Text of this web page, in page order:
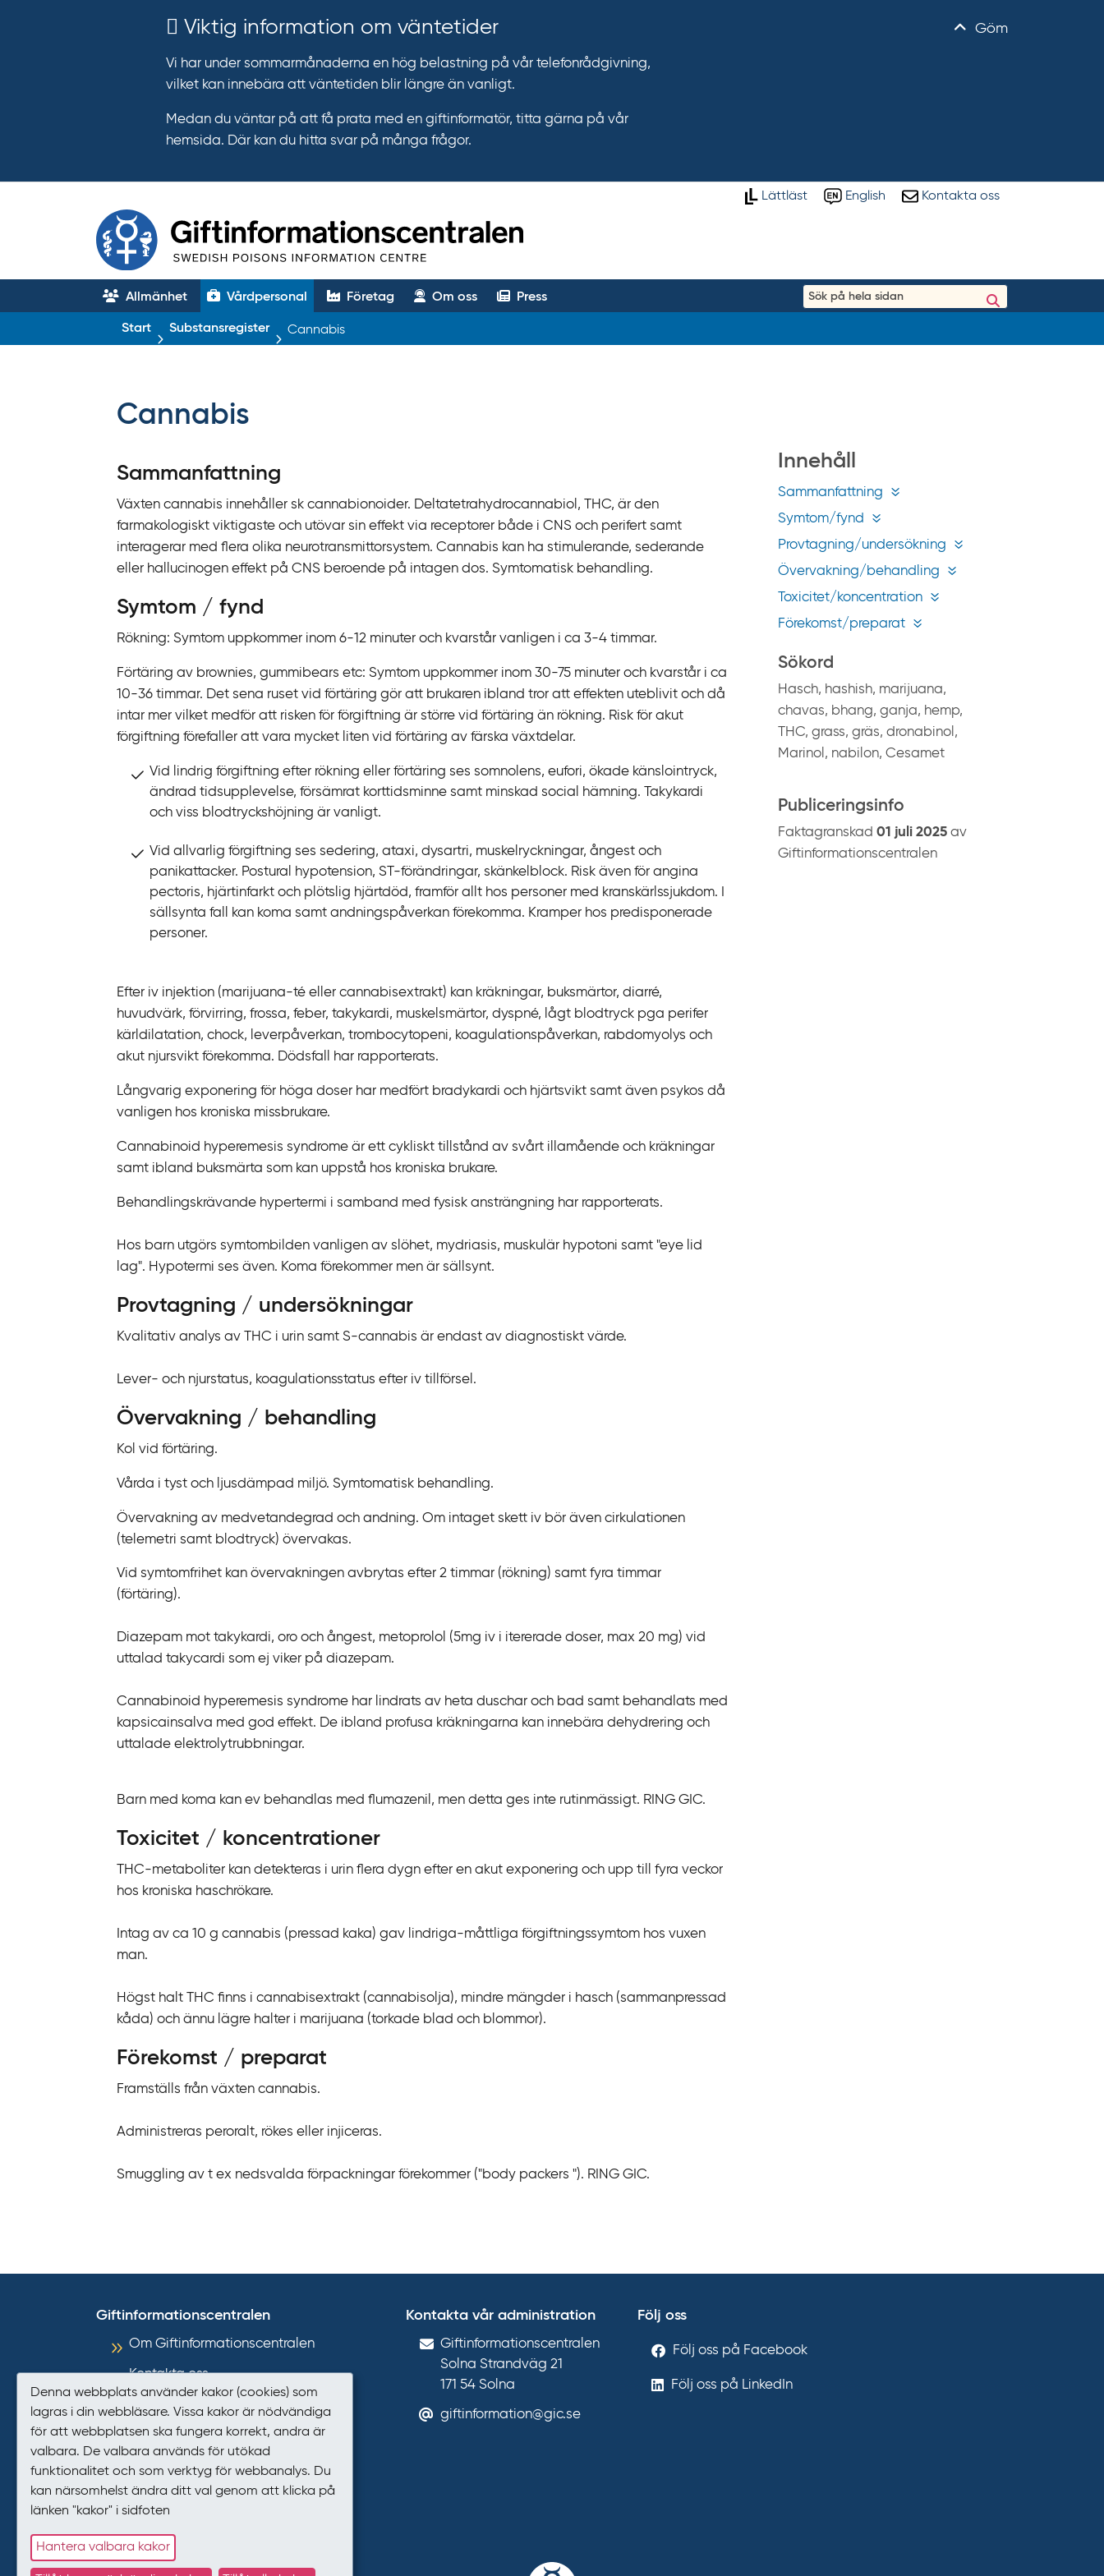
Denna webbplats använder kakor (cookies) som
lagras i din webbläsare. Vissa kakor är nödvändiga
för att webbplatsen ska fungera korrekt, andra är
valbara. De valbara används för utökad
funktionalitet och som verktyg för webbanalys. Du
kan närsomhelst ändra ditt val genom att klicka på
länken "kakor" i sidfoten
Hantera valbara kakor
Göm
Viktig information om väntetider
Vi har under sommarmånaderna en hög belastning på vår telefonrådgivning,
vilket kan innebära att väntetiden blir längre än vanligt.
Medan du väntar på att få prata med en giftinformatör, titta gärna på vår
hemsida. Där kan du hitta svar på många frågor.
Lättläst English Kontakta oss
Allmänhet Vårdpersonal
Start Substansregister Cannabis
Företag Om oss Press
S
ö
t
i
o
.
s
e
T
Cannabis
Sammanfattning
Växten cannabis innehåller sk cannabionoider. Deltatetrahydrocannabiol, THC, är den
farmakologiskt viktigaste och utövar sin effekt via receptorer både i CNS och perifert samt
interagerar med flera olika neurotransmittorsystem. Cannabis kan ha stimulerande, sederande
eller hallucinogen effekt på CNS beroende på intagen dos. Symtomatisk behandling.
Symtom / fynd
Rökning: Symtom uppkommer inom 6-12 minuter och kvarstår vanligen i ca 3-4 timmar.
Förtäring av brownies, gummibears etc: Symtom uppkommer inom 30-75 minuter och kvarstår i ca
10-36 timmar. Det sena ruset vid förtäring gör att brukaren ibland tror att effekten uteblivit och då
intar mer vilket medför att risken för förgiftning är större vid förtäring än rökning. Risk för akut
förgiftning förefaller att vara mycket liten vid förtäring av färska växtdelar.
Vid lindrig förgiftning efter rökning eller förtäring ses somnolens, eufori, ökade känslointryck,
ändrad tidsupplevelse, försämrat korttidsminne samt minskad social hämning. Takykardi
och viss blodtryckshöjning är vanligt.
Vid allvarlig förgiftning ses sedering, ataxi, dysartri, muskelryckningar, ångest och
panikattacker. Postural hypotension, ST-förändringar, skänkelblock. Risk även för angina
pectoris, hjärtinfarkt och plötslig hjärtdöd, framför allt hos personer med kranskärlssjukdom. I
sällsynta fall kan koma samt andningspåverkan förekomma. Kramper hos predisponerade
personer.
Efter iv injektion (marijuana-té eller cannabisextrakt) kan kräkningar, buksmärtor, diarré,
huvudvärk, förvirring, frossa, feber, takykardi, muskelsmärtor, dyspné, lågt blodtryck pga perifer
kärldilatation, chock, leverpåverkan, trombocytopeni, koagulationspåverkan, rabdomyolys och
akut njursvikt förekomma. Dödsfall har rapporterats.
Långvarig exponering för höga doser har medfört bradykardi och hjärtsvikt samt även psykos då
vanligen hos kroniska missbrukare.
Cannabinoid hyperemesis syndrome är ett cykliskt tillstånd av svårt illamående och kräkningar
samt ibland buksmärta som kan uppstå hos kroniska brukare.
Behandlingskrävande hypertermi i samband med fysisk ansträngning har rapporterats.
Hos barn utgörs symtombilden vanligen av slöhet, mydriasis, muskulär hypotoni samt "eye lid
lag". Hypotermi ses även. Koma förekommer men är sällsynt.
Provtagning / undersökningar
Kvalitativ analys av THC i urin samt S-cannabis är endast av diagnostiskt värde.
Lever- och njurstatus, koagulationsstatus efter iv tillförsel.
Övervakning / behandling
Kol vid förtäring.
Vårda i tyst och ljusdämpad miljö. Symtomatisk behandling.
Övervakning av medvetandegrad och andning. Om intaget skett iv bör även cirkulationen
(telemetri samt blodtryck) övervakas.
Vid symtomfrihet kan övervakningen avbrytas efter 2 timmar (rökning) samt fyra timmar
(förtäring).
Diazepam mot takykardi, oro och ångest, metoprolol (5mg iv i itererade doser, max 20 mg) vid
uttalad takycardi som ej viker på diazepam.
Cannabinoid hyperemesis syndrome har lindrats av heta duschar och bad samt behandlats med
kapsicainsalva med god effekt. De ibland profusa kräkningarna kan innebära dehydrering och
uttalade elektrolytrubbningar.
Barn med koma kan ev behandlas med flumazenil, men detta ges inte rutinmässigt. RING GIC.
Toxicitet / koncentrationer
THC-metaboliter kan detekteras i urin flera dygn efter en akut exponering och upp till fyra veckor
hos kroniska haschrökare.
Intag av ca 10 g cannabis (pressad kaka) gav lindriga-måttliga förgiftningssymtom hos vuxen
man.
Högst halt THC finns i cannabisextrakt (cannabisolja), mindre mängder i hasch (sammanpressad
kåda) och ännu lägre halter i marijuana (torkade blad och blommor).
Förekomst / preparat
Framställs från växten cannabis.
Administreras peroralt, rökes eller injiceras.
Smuggling av t ex nedsvalda förpackningar förekommer ("body packers "). RING GIC.
Innehåll
Sammanfattning
Symtom/fynd
Provtagning/undersökning
Övervakning/behandling
Toxicitet/koncentration
Förekomst/preparat
Sökord
Hasch, hashish, marijuana,
chavas, bhang, ganja, hemp,
THC, grass, gräs, dronabinol,
Marinol, nabilon, Cesamet
Publiceringsinfo
Faktagranskad 01 juli 2025 av
Giftinformationscentralen
Giftinformationscentralen
Om Giftinformationscentralen
Kontakta oss
Informationsmaterial
Så hanterar GIC personuppgifter
Tillgänglighet
Presstjänst
Kontakta vår administration
Gift­informations­centralen
Solna Strandväg 21
171 54 Solna
giftinformation@gic.se
Följ oss
Följ oss på Facebook
Följ oss på LinkedIn